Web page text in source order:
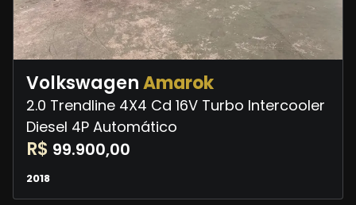
VolkswagenAmarok
2.0 Trendline 4X4 Cd 16V Turbo Intercooler
Diesel 4P Automático
R$ 99.900,00
2018